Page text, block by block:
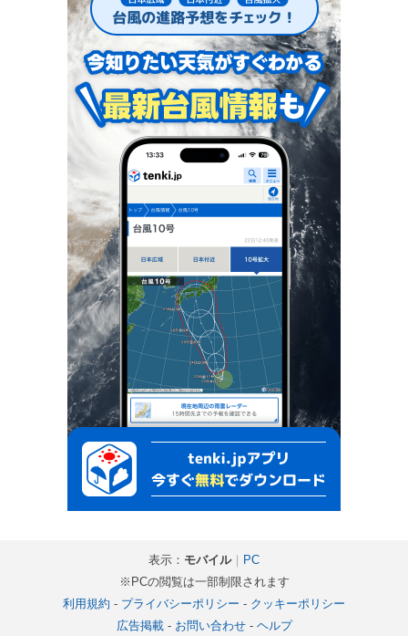
表示： モバイル｜ PC
※PCの閲覧は一部制限されます
利用規約 - プライバシーポリシー - クッキーポリシー
広告掲載- お問い合わせ- ヘルプ